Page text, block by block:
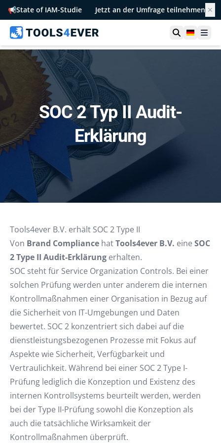
📢State of IAM-Studie Jetzt an der Umfrage teilnehmen ✕
Suche
SOC 2 Typ II Audit-
Erklärung
Tools4ever B.V. erhält SOC 2 Type II
Von Brand Compliance hatTools4ever B.V. eine SOC
2 Type II Audit-Erklärung erhalten.
SOC steht für Service Organization Controls. Bei einer
solchen Prüfung werden unter anderem die internen
Kontrollmaßnahmen einer Organisation in Bezug auf
die Sicherheit von IT-Umgebungen und Daten
bewertet. SOC 2 konzentriert sich dabei auf die
dienstleistungsbezogenen Prozesse mit Fokus auf
Aspekte wie Sicherheit, Verfügbarkeit und
Vertraulichkeit. Während bei einer SOC 2 Type I-
Prüfung lediglich die Konzeption und Existenz des
internen Kontrollsystems beurteilt werden, werden
bei der Type II-Prüfung sowohl die Konzeption als
auch die tatsächliche Wirksamkeit der
Kontrollmaßnahmen überprüft.